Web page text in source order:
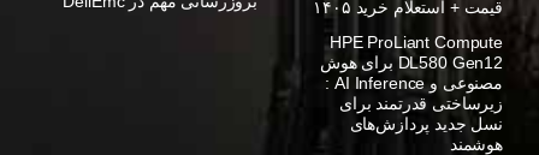
قیمت + استعلام خرید ۱۴۰۵
HPE ProLiant Compute
DL580 Gen12 برای هوش
مصنوعی و AI Inference :
زیرساختی قدرتمند برای
نسل جدید پردازش‌های
هوشمند